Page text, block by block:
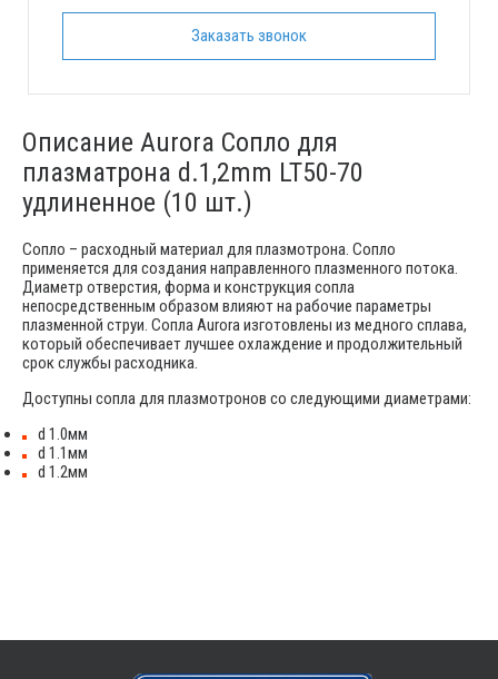
Заказать звонок
Описание Aurora Сопло для
плазматрона d.1,2mm LT50-70
удлиненное (10 шт.)
Сопло – расходный материал для плазмотрона. Сопло
применяется для создания направленного плазменного потока.
Диаметр отверстия, форма и конструкция сопла
непосредственным образом влияют на рабочие параметры
плазменной струи. Сопла Aurora изготовлены из медного сплава,
который обеспечивает лучшее охлаждение и продолжительный
срок службы расходника.
Доступны сопла для плазмотронов со следующими диаметрами:
d 1.0мм
d 1.1мм
d 1.2мм